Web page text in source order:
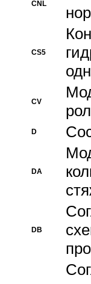
CNL
CS5
CV
D
DA
DB